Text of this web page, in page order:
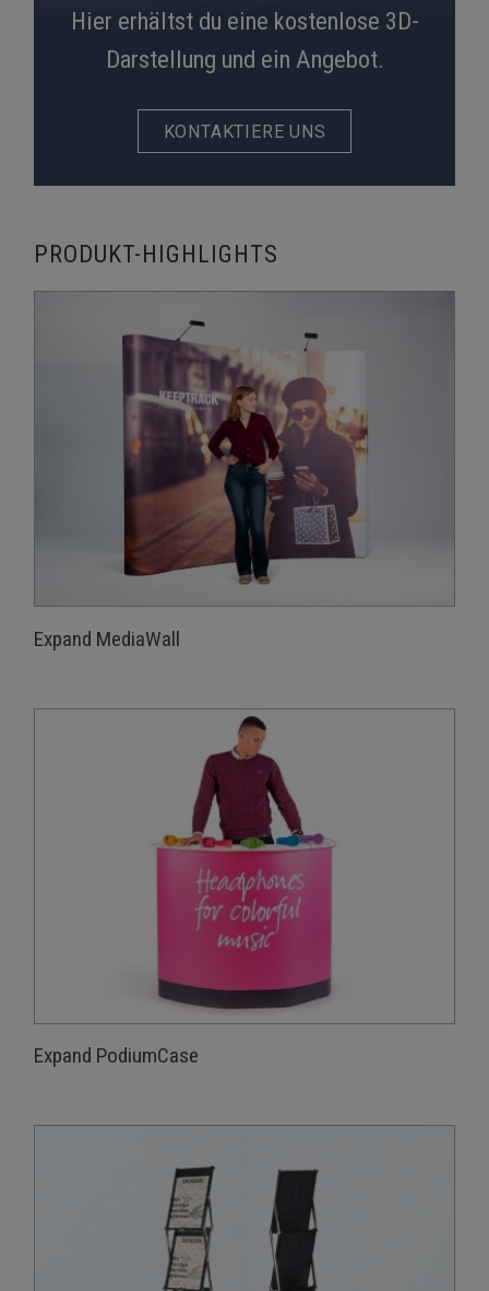
Hier erhältst du eine kostenlose 3D-
Darstellung und ein Angebot.
KONTAKTIERE UNS
PRODUKT-HIGHLIGHTS
Expand MediaWall
Expand PodiumCase